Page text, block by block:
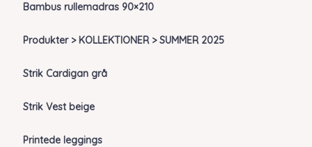
Bambus rullemadras 90×210
Produkter > KOLLEKTIONER > SUMMER 2025
Strik Cardigan grå
Strik Vest beige
Printede leggings